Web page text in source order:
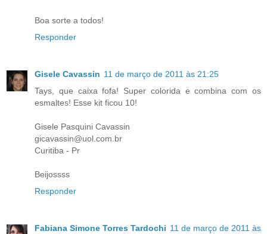
Boa sorte a todos!
Responder
Gisele Cavassin 11 de março de 2011 às 21:25
Tays, que caixa fofa! Super colorida e combina com os
esmaltes! Esse kit ficou 10!
Gisele Pasquini Cavassin
gicavassin@uol.com.br
Curitiba - Pr
Beijossss
Responder
Fabiana Simone Torres Tardochi 11 de março de 2011 às